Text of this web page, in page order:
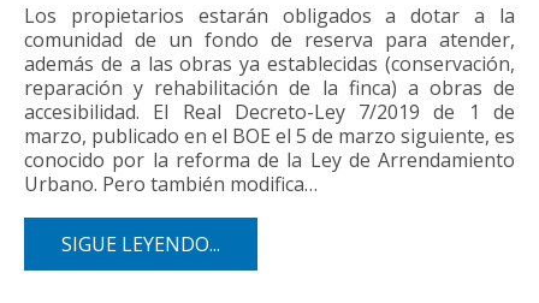
Los propietarios estarán obligados a dotar a la
comunidad de un fondo de reserva para atender,
además de a las obras ya establecidas (conservación,
reparación y rehabilitación de la finca) a obras de
accesibilidad. El Real Decreto-Ley 7/2019 de 1 de
marzo, publicado en el BOE el 5 de marzo siguiente, es
conocido por la reforma de la Ley de Arrendamiento
Urbano. Pero también modifica…
SIGUE LEYENDO...